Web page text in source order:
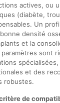
actives, ou
(diabète,
Un
densité
et la
sont
et des
robustes.
de